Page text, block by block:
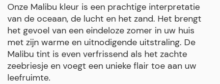
Onze Malibu kleur is een prachtige interpretatie
van de oceaan, de lucht en het zand. Het brengt
het gevoel van een eindeloze zomer in uw huis
met zijn warme en uitnodigende uitstraling. De
Malibu tint is even verfrissend als het zachte
zeebriesje en voegt een unieke flair toe aan uw
leefruimte.